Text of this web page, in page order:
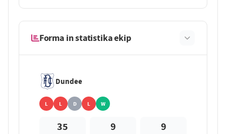
Forma in statistika ekip
Dundee
L L D L W
35 9 9